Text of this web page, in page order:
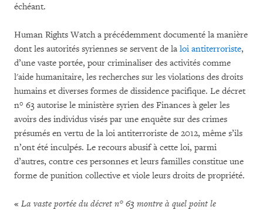
échéant.
Human Rights Watch a précédemment documenté la manière
dont les autorités syriennes se servent de la loi antiterroriste,
d’une vaste portée, pour criminaliser des activités comme
l'aide humanitaire, les recherches sur les violations des droits
humains et diverses formes de dissidence pacifique. Le décret
n° 63 autorise le ministère syrien des Finances à geler les
avoirs des individus visés par une enquête sur des crimes
présumés en vertu de la loi antiterroriste de 2012, même s’ils
n’ont été inculpés. Le recours abusif à cette loi, parmi
d’autres, contre ces personnes et leurs familles constitue une
forme de punition collective et viole leurs droits de propriété.
« La vaste portée du décret n° 63 montre à quel point le